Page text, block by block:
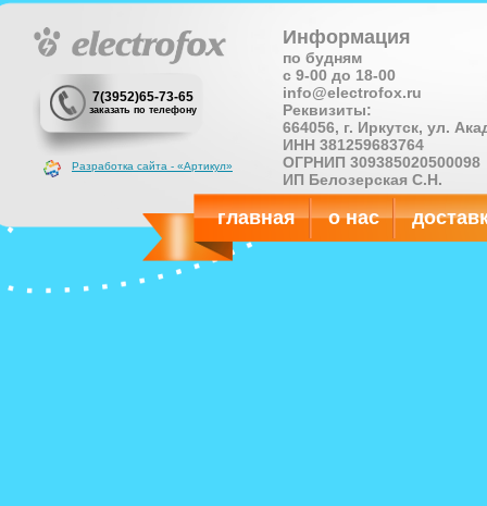
7(3952)65-73-65
заказать по телефону
Разработка сайта - «Артикул»
Информация
по будням
с 9-00 до 18-00
info@electrofox.ru
Реквизиты:
664056, г. Иркутск, ул.
ИНН 381259683764
ОГРНИП 309385020500098
ИП Белозерская С.Н.
главная о нас